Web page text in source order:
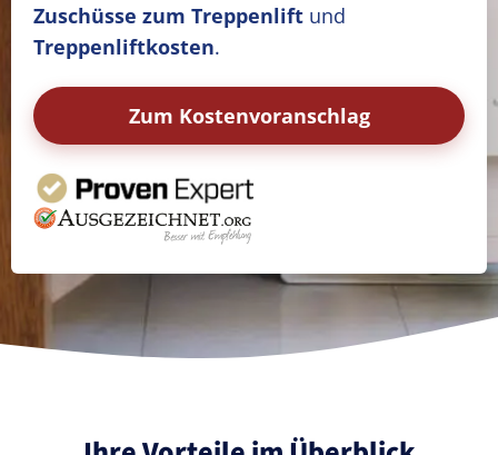
Zuschüsse zum Treppenlift und
Treppenliftkosten.
Zum Kostenvoranschlag